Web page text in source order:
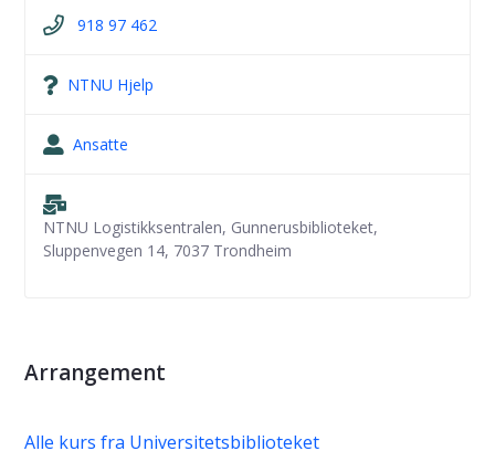
918 97 462
NTNU Hjelp
Ansatte
NTNU Logistikksentralen, Gunnerusbiblioteket,
Sluppenvegen 14, 7037 Trondheim
Arrangement
Alle kurs fra Universitetsbiblioteket